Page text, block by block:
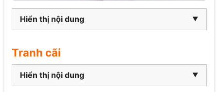
Hiển thị nội dung
Tranh cãi
Hiển thị nội dung